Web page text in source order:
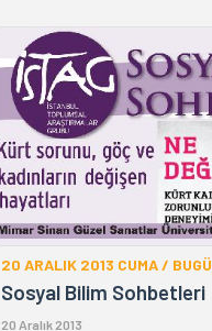
20 ARALIK 2013 CUMA /
Sosyal Bilim Sohbetleri
20 Aralık 2013